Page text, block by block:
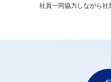
社員一同協力しながら社